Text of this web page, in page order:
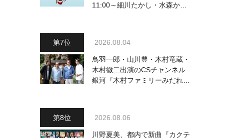
11:00～細川たかし・水森かお
2026.08.04
鳥羽一郎・山川豊・木村竜蔵・
木村徹二出演のCSチャンネル
銀河『木村ファミリーみだれ旅
2026.08.06
川野夏美、都内で新曲『カクテ